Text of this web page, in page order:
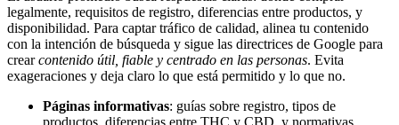
legalmente, requisitos de registro, diferencias entre productos, y
disponibilidad. Para captar tráfico de calidad, alinea tu contenido
con la intención de búsqueda y sigue las directrices de Google para
crearcontenido útil, fiable y centrado en las personas. Evita
exageraciones y deja claro lo que está permitido y lo que no.
Páginas informativas: guías sobre registro, tipos de
productos, diferencias entre THC y CBD, y normativas